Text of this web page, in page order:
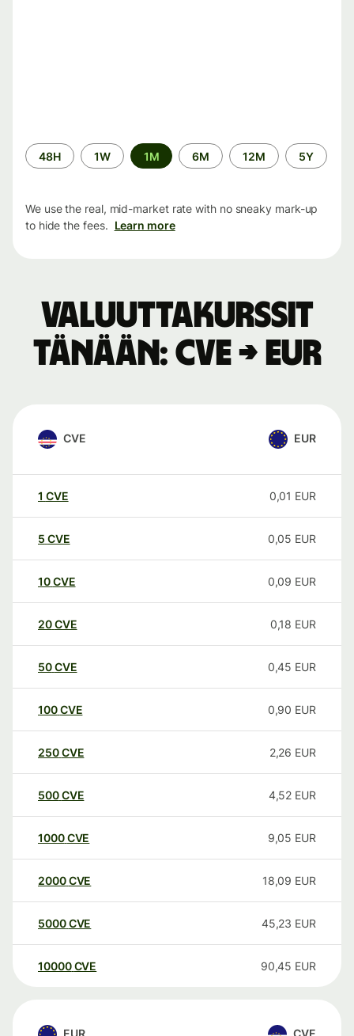
Time
period
48H 1W 1M 6M 12M 5Y
We use the real, mid-market rate with no sneaky mark-up
to hide the fees. Learn more
Valuuttakurssit
tänään: CVE → EUR
CVE EUR
1 CVE 0,01 EUR
5 CVE 0,05 EUR
10CVE 0,09 EUR
20CVE 0,18 EUR
50CVE 0,45 EUR
100CVE 0,90 EUR
250CVE 2,26 EUR
500CVE 4,52 EUR
1000CVE 9,05 EUR
2000CVE 18,09 EUR
5000CVE 45,23 EUR
10000 CVE 90,45 EUR